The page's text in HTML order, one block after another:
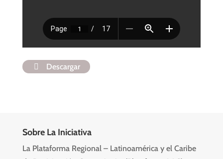
Descargar
Sobre La Iniciativa
La Plataforma Regional – Latinoamérica y el Caribe